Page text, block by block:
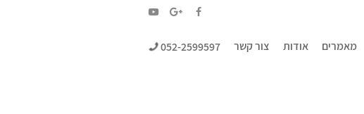
מאמרים אודות צור קשר 052-2599597